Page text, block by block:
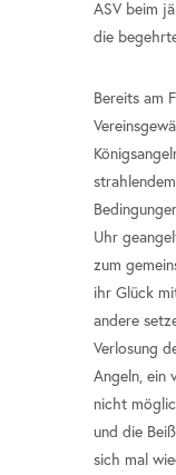
ASV beim
die
Bereits am
Uhr
zum
ihr Glück
andere
Verlosung
Angeln, ein
nicht
und die
sich mal